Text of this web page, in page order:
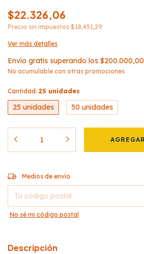
$22.326,06
Precio sin impuestos $18.451,29
Ver más detalles
Envío gratis superando los $200.000,00
No acumulable con otras promociones
Cantidad: 25 unidades
25 unidades 50 unidades
Entregas para el CP:
Medios de envío
No sé mi código postal
Descripción